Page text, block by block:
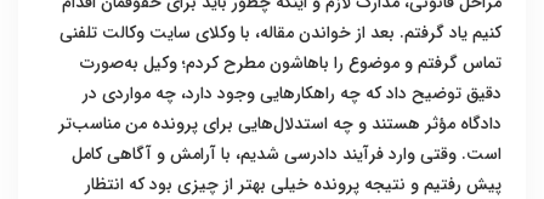
کنیم یاد گرفتم. بعد از خواندن مقاله، با وکلای سایت وکالت تلفنی
تماس گرفتم و موضوع را باهاشون مطرح کردم؛ وکیل به‌صورت
دقیق توضیح داد که چه راهکارهایی وجود دارد، چه مواردی در
دادگاه مؤثر هستند و چه استدلال‌هایی برای پرونده من مناسب‌تر
است. وقتی وارد فرآیند دادرسی شدیم، با آرامش و آگاهی کامل
پیش رفتیم و نتیجه پرونده خیلی بهتر از چیزی بود که انتظار